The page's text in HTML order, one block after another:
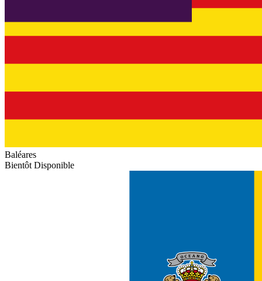
Baléares
Bientôt Disponible